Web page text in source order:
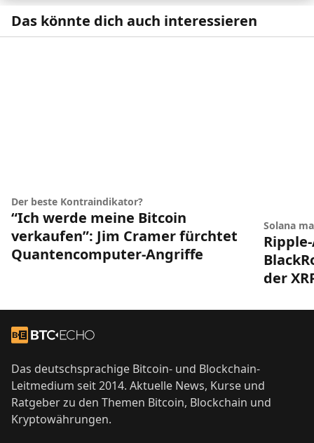
Das könnte dich auch interessieren
Der beste Kontraindikator?
“Ich werde meine Bitcoin
verkaufen”: Jim Cramer fürchtet
Quantencomputer-Angriffe
Solana
der
Zur Startseite
Das deutschsprachige Bitcoin- und Blockchain-
Leitmedium seit 2014. Aktuelle News, Kurse und
Ratgeber zu den Themen Bitcoin, Blockchain und
Kryptowährungen.